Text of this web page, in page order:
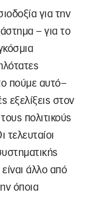
για την
– για το
πούμε αυτό–
εξελίξεις στον
πολιτικούς
άλλο από
όποια